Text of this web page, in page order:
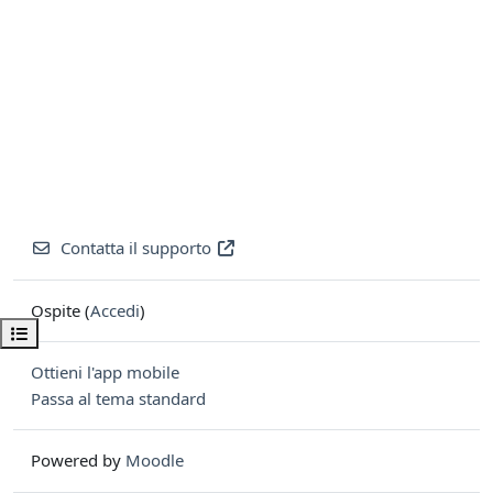
Apri indice del corso
Contatta il supporto
Ospite (Accedi)
Ottieni l'app mobile
Passa al tema standard
Powered by Moodle